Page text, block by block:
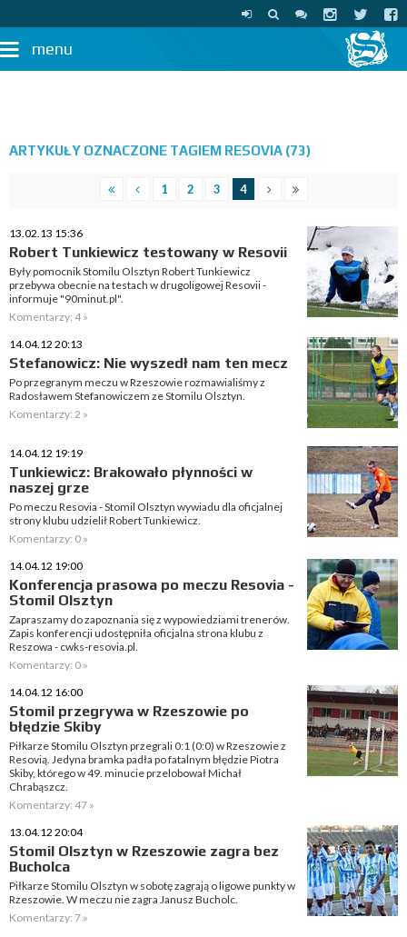
menu
ARTYKUŁY OZNACZONE TAGIEM RESOVIA (73)
1 2 3 4
13.02.13 15:36
Robert Tunkiewicz testowany w Resovii
Były pomocnik Stomilu Olsztyn Robert Tunkiewicz
przebywa obecnie na testach w drugoligowej Resovii -
informuje "90minut.pl".
Komentarzy: 4 »
14.04.12 20:13
Stefanowicz: Nie wyszedł nam ten mecz
Po przegranym meczu w Rzeszowie rozmawialiśmy z
Radosławem Stefanowiczem ze Stomilu Olsztyn.
Komentarzy: 2 »
14.04.12 19:19
Tunkiewicz: Brakowało płynności w
naszej grze
Po meczu Resovia - Stomil Olsztyn wywiadu dla oficjalnej
strony klubu udzielił Robert Tunkiewicz.
Komentarzy: 0 »
14.04.12 19:00
Konferencja prasowa po meczu Resovia -
Stomil Olsztyn
Zapraszamy do zapoznania się z wypowiedziami trenerów.
Zapis konferencji udostępniła oficjalna strona klubu z
Reszowa - cwks-resovia.pl.
Komentarzy: 0 »
14.04.12 16:00
Stomil przegrywa w Rzeszowie po
błędzie Skiby
Piłkarze Stomilu Olsztyn przegrali 0:1 (0:0) w Rzeszowie z
Resovią. Jedyna bramka padła po fatalnym błędzie Piotra
Skiby, którego w 49. minucie przelobował Michał
Chrabąszcz.
Komentarzy: 47 »
13.04.12 20:04
Stomil Olsztyn w Rzeszowie zagra bez
Bucholca
Piłkarze Stomilu Olsztyn w sobotę zagrają o ligowe punkty w
Rzeszowie. W meczu nie zagra Janusz Bucholc.
Komentarzy: 7 »